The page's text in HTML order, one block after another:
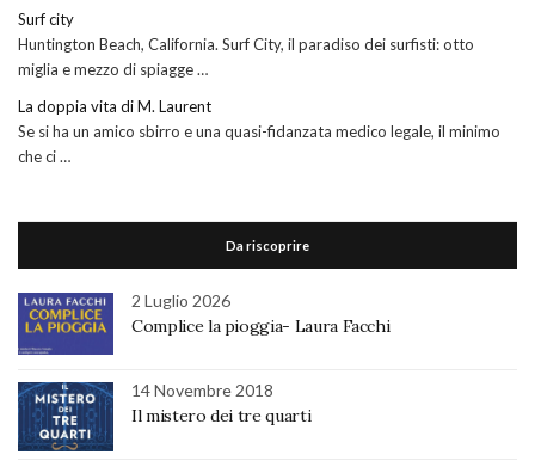
Surf city
Huntington Beach, California. Surf City, il paradiso dei surfisti: otto
miglia e mezzo di spiagge …
La doppia vita di M. Laurent
Se si ha un amico sbirro e una quasi-fidanzata medico legale, il minimo
che ci …
Da riscoprire
2 Luglio 2026
Complice la pioggia- Laura Facchi
14 Novembre 2018
Il mistero dei tre quarti